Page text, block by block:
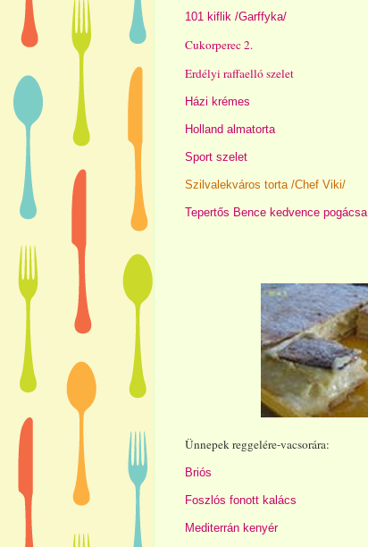
101 kiflik /Garffyka/
Cukorperec 2.
Erdélyi raffaelló szelet
Házi krémes
Holland almatorta
Sport szelet
Szilvalekváros torta /Chef Viki/
Tepertős Bence kedvence pogácsa
Ünnepek reggelére-vacsorára:
Briós
Foszlós fonott kalács
Mediterrán kenyér